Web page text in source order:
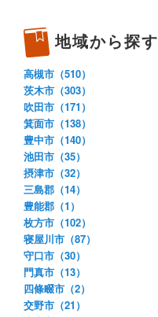
地域から探す
高槻市（510）
茨木市（303）
吹田市（171）
箕面市（138）
豊中市（140）
池田市（35）
摂津市（32）
三島郡（14）
豊能郡（1）
枚方市（102）
寝屋川市（87）
守口市（30）
門真市（13）
四條畷市（2）
交野市（21）